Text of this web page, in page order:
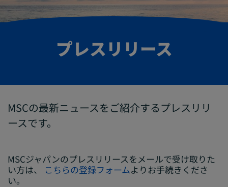
プレスリリース
MSCの最新ニュースをご紹介するプレスリリ
ースです。
MSCジャパンのプレスリリースをメールで受け取りた
い方は、
こちらの登録フォームよりお手続きくださ
い。